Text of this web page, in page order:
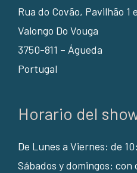
Rua do Covão, Pavilhão 1
Valongo Do Vouga
3750-811 – Águeda
Portugal
Horario del
De Lunes a Viernes: de
Sábados y domingos: con